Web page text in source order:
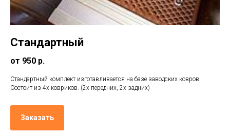
Стандартный
от 950 р.
Стандартный комплект изготавливается на базе заводских ковров.
Состоит из 4х ковриков. (2х передних, 2х задних)
Заказать